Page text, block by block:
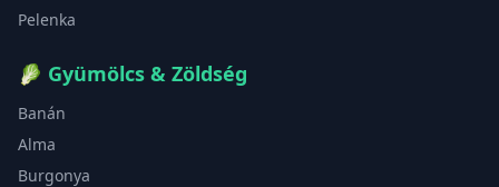
Pelenka
🥬 Gyümölcs & Zöldség
Banán
Alma
Burgonya